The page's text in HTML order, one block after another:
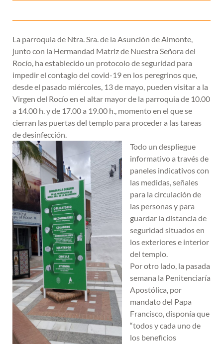
La parroquia de Ntra. Sra. de la Asunción de Almonte,
junto con la Hermandad Matriz de Nuestra Señora del
Rocío, ha establecido un protocolo de seguridad para
impedir el contagio del covid-19 en los peregrinos que,
desde el pasado miércoles, 13 de mayo, pueden visitar a la
Virgen del Rocío en el altar mayor de la parroquia de 10.00
a 14.00 h. y de 17.00 a 19.00 h., momento en el que se
cierran las puertas del templo para proceder a las tareas
de desinfección.
Todo un despliegue
informativo a través de
paneles indicativos con
las medidas, señales
para la circulación de
las personas y para
guardar la distancia de
seguridad situados en
los exteriores e interior
del templo.
Por otro lado, la pasada
semana la Penitenciaría
Apostólica, por
mandato del Papa
Francisco, disponía que
“todos y cada uno de
los beneficios